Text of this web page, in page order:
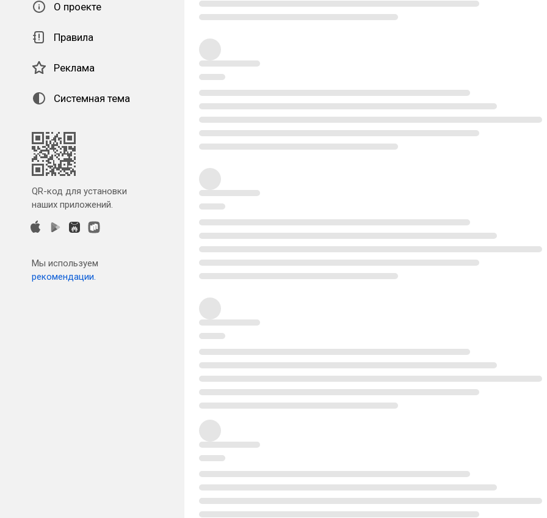
О проекте
Правила
Реклама
Системная тема
QR-код для установки
наших приложений.
Мы используем
рекомендации.